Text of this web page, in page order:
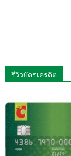
รีวิวบัตรเครดิต